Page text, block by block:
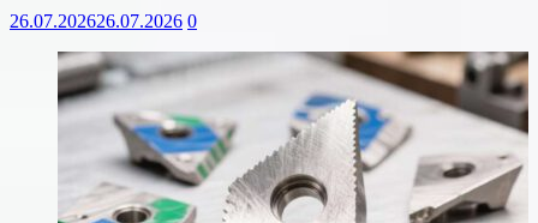
26.07.202626.07.2026 0